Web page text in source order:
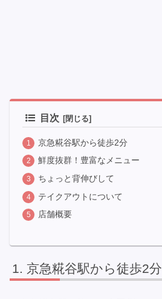
目次
京急糀谷駅から徒歩2分
鮮度抜群！豊富なメニュー
ちょっと背伸びして
テイクアウトについて
店舗概要
京急糀谷駅から徒歩2分